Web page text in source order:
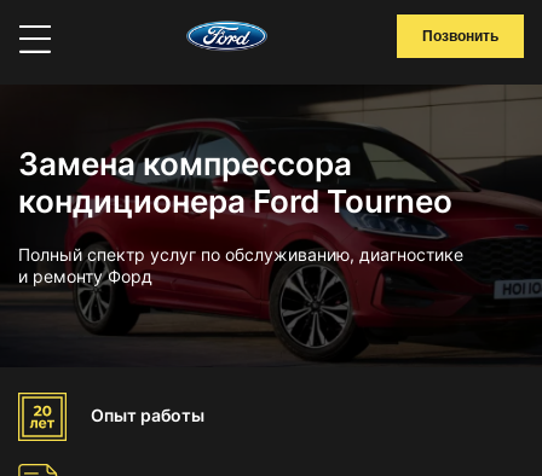
Позвонить
Замена компрессора
кондиционера Ford Tourneo
Полный спектр услуг по обслуживанию, диагностике
и ремонту Форд
Опыт работы